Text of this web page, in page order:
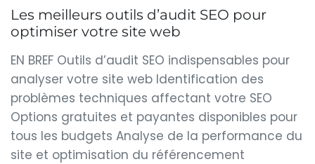
Les meilleurs outils d’audit SEO pour
optimiser votre site web
EN BREF Outils d’audit SEO indispensables pour
analyser votre site web Identification des
problèmes techniques affectant votre SEO
Options gratuites et payantes disponibles pour
tous les budgets Analyse de la performance du
site et optimisation du référencement